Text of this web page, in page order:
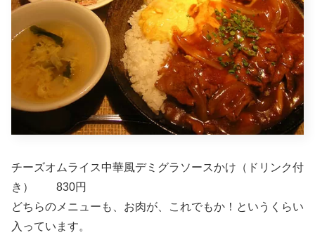
チーズオムライス中華風デミグラソースかけ（ドリンク付
き） 830円
どちらのメニューも、お肉が、これでもか！というくらい
入っています。